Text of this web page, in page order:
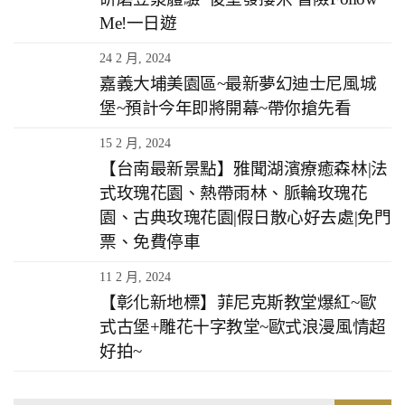
Me!一日遊
24 2 月, 2024
嘉義大埔美園區~最新夢幻迪士尼風城
堡~預計今年即將開幕~帶你搶先看
15 2 月, 2024
【台南最新景點】雅聞湖濱療癒森林|法
式玫瑰花園、熱帶雨林、脈輪玫瑰花
園、古典玫瑰花園|假日散心好去處|免門
票、免費停車
11 2 月, 2024
【彰化新地標】菲尼克斯教堂爆紅~歐
式古堡+雕花十字教堂~歐式浪漫風情超
好拍~